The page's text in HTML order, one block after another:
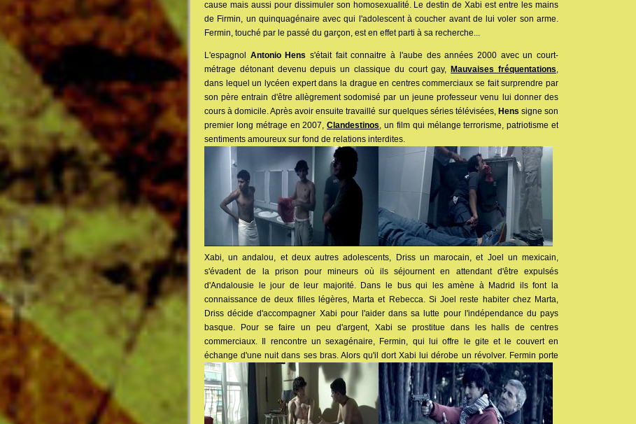
cause mais aussi pour dissimuler son homosexualité. Le destin de Xabi est entre les mains
de Firmin, un quinquagénaire avec qui l'adolescent à coucher avant de lui voler son arme.
Fermin, touché par le passé du garçon, est en effet parti à sa recherche...
L'espagnol Antonio Hens s'était fait connaitre à l'aube des années 2000 avec un court-
métrage détonant devenu depuis un classique du court gay, Mauvaises fréquentations,
dans lequel un lycéen expert dans la drague en centres commerciaux se fait surprendre par
son père entrain d'être allègrement sodomisé par un jeune professeur venu lui donner des
cours à domicile. Après avoir ensuite travaillé sur quelques séries télévisées, Hens signe son
premier long métrage en 2007,Clandestinos, un film qui mélange terrorisme, patriotisme et
sentiments amoureux sur fond de relations interdites.
Xabi, un andalou, et deux autres adolescents, Driss un marocain, et Joel un mexicain,
s'évadent de la prison pour mineurs où ils séjournent en attendant d'être expulsés
d'Andalousie le jour de leur majorité. Dans le bus qui les amène à Madrid ils font la
connaissance de deux filles légères, Marta et Rebecca. Si Joel reste habiter chez Marta,
Driss décide d'accompagner Xabi pour l'aider dans sa lutte pour l'indépendance du pays
basque. Pour se faire un peu d'argent, Xabi se prostitue dans les halls de centres
commerciaux. Il rencontre un sexagénaire, Fermin, qui lui offre le gite et le couvert en
échange d'une nuit dans ses bras. Alors qu'il dort Xabi lui dérobe un révolver. Fermin porte